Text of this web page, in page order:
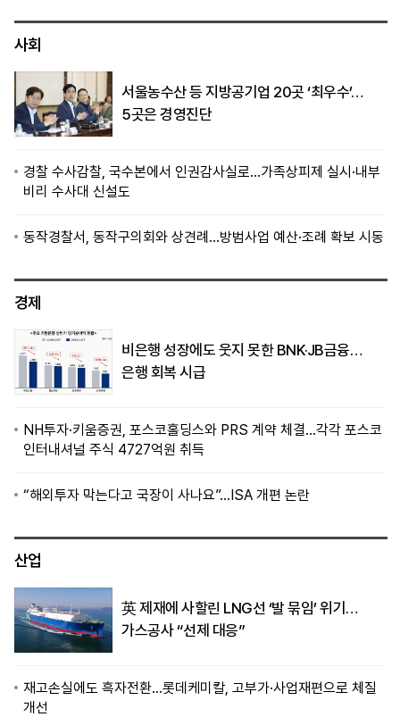
사회
서울농수산 등 지방공기업 20곳 ‘최우수’…
5곳은 경영진단
경찰 수사감찰, 국수본에서 인권감사실로…가족상피제 실시·내부
비리 수사대 신설도
동작경찰서, 동작구의회와 상견례…방범사업 예산·조례 확보 시동
경제
비은행 성장에도 웃지 못한 BNK·JB금융…
은행 회복 시급
NH투자·키움증권, 포스코홀딩스와 PRS 계약 체결…각각 포스코
인터내셔널 주식 4727억원 취득
“해외투자 막는다고 국장이 사나요”…ISA 개편 논란
산업
英 제재에 사할린 LNG선 ‘발 묶임’ 위기…
가스공사 “선제 대응”
재고손실에도 흑자전환…롯데케미칼, 고부가·사업재편으로 체질
개선